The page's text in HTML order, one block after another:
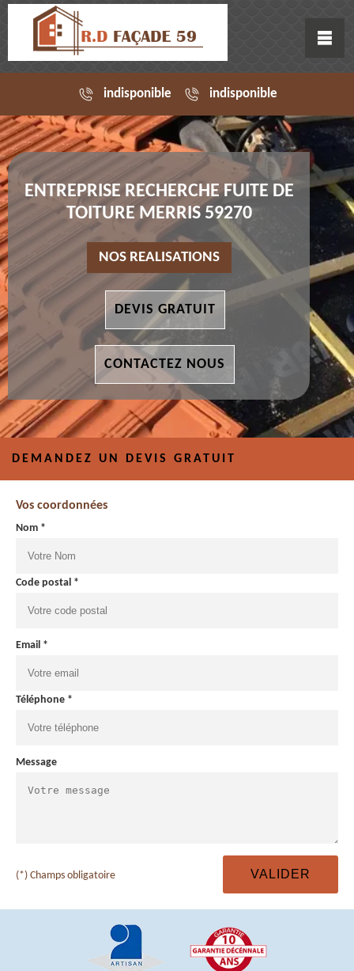
indisponible indisponible
ENTREPRISE RECHERCHE FUITE DE
TOITURE MERRIS 59270
NOS REALISATIONS
DEVIS GRATUIT
CONTACTEZ NOUS
DEMANDEZ UN DEVIS GRATUIT
Vos coordonnées
Nom *
Code postal *
Email *
Téléphone *
Message
(*) Champs obligatoire